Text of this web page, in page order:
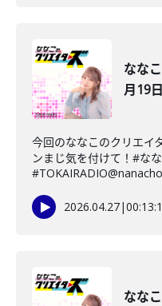
なな
月19
今回のななこのクリエイ
ンまじ気を付けて！#な
2026.04.27|
なな